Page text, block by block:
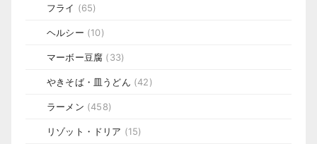
フライ (65)
ヘルシー (10)
マーボー豆腐 (33)
やきそば・皿うどん (42)
ラーメン (458)
リゾット・ドリア (15)